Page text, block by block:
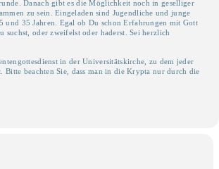
Danach gibt es die Möglichkeit noch in geselliger
zu sein. Eingeladen sind Jugendliche und junge
und 35 Jahren. Egal ob Du schon Erfahrungen mit Gott
suchst, oder zweifelst oder haderst. Sei herzlich
in der Universitätskirche, zu dem jeder
beachten Sie, dass man in die Krypta nur durch die